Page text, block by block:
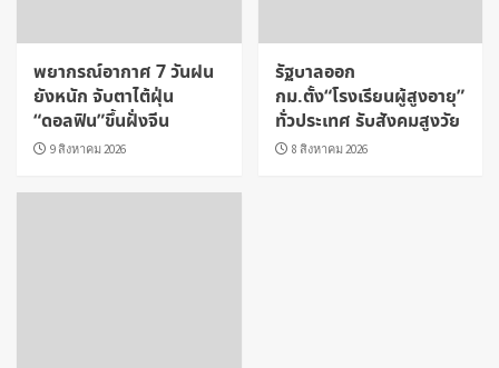
พยากรณ์อากาศ 7 วันฝน
ยังหนัก จับตาไต้ฝุ่น
“ดอลฟิน”ขึ้นฝั่งจีน
9 สิงหาคม 2026
รัฐบาลออก
กม.ตั้ง“โรงเรียนผู้สูงอายุ”
ทั่วประเทศ รับสังคมสูงวัย
8 สิงหาคม 2026